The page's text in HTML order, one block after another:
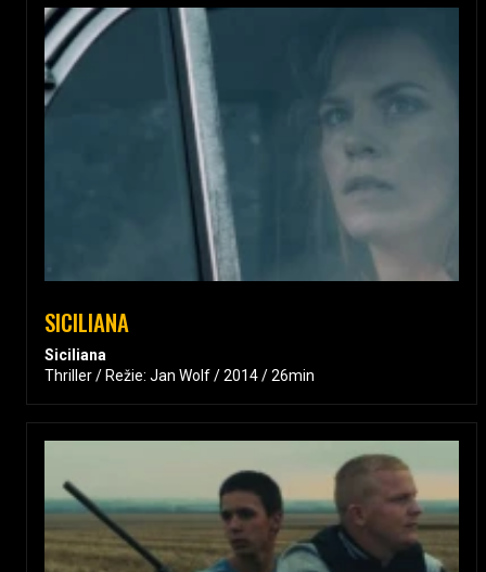
SICILIANA
Siciliana
Thriller / Režie: Jan Wolf / 2014 / 26min